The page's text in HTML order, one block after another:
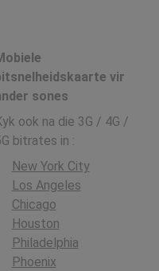
vir
sones
ook na die 3G / 4G /
bitrates in :
New York City
Los Angeles
Chicago
Houston
Philadelphia
Phoenix